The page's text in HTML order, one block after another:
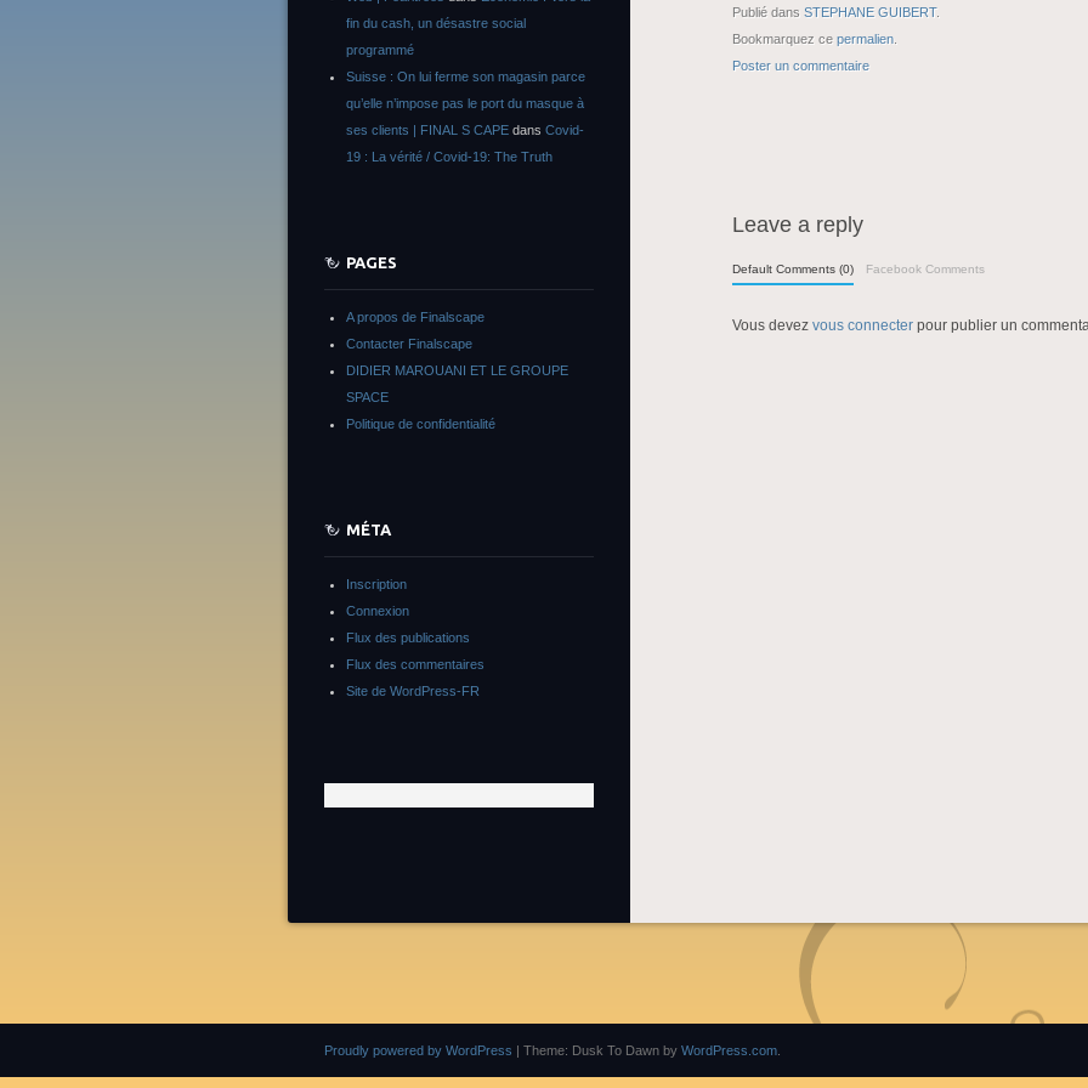
Publié dans STEPHANE GUIBERT.
Bookmarquez ce permalien.
Poster un commentaire
Leave a reply
Default Comments (0) Facebook Comments
Vous devez vous connecter pour publier un
fin du cash, un désastre social
programmé
Suisse : On lui ferme son magasin parce
qu’elle n’impose pas le port du masque à
ses clients | FINAL S CAPE dans Covid-
19 : La vérité / Covid-19: The Truth
PAGES
A propos de Finalscape
Contacter Finalscape
DIDIER MAROUANI ET LE GROUPE
SPACE
Politique de confidentialité
MÉTA
Inscription
Connexion
Flux des publications
Flux des commentaires
Site de WordPress-FR
Proudly powered by WordPress | Theme: Dusk To Dawn by WordPress.com